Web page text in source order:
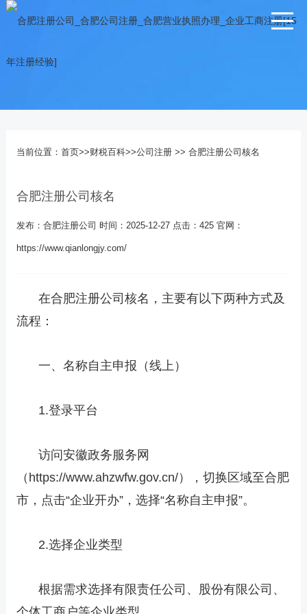
当前位置： 首页>>财税百科>>公司注册>> 合肥注册公司核名
合肥注册公司核名
发布：合肥注册公司 时间：2025-12-27 点击： 425官网：
https://www.qianlongjy.com/
在合肥注册公司 核名，主要有以下两种方式及
流程：
一、名称自主申报（线上）
1.登录平台
访问安徽政务服务网
（https://www.ahzwfw.gov.cn/），切换区域至合肥
市，点击“企业开办”，选择“名称自主申报”。
2.选择企业类型
根据需求选择有限责任公司、股份有限公司、